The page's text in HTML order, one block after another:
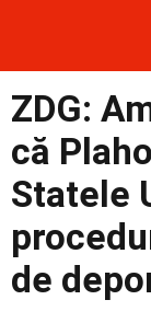
Prima
Politică
ZDG:
că
Statele
de